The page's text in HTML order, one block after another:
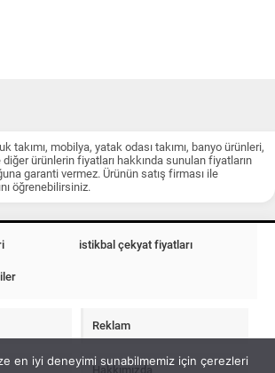
takımı, mobilya, yatak odası takımı, banyo ürünleri,
diğer ürünlerin fiyatları hakkında sunulan fiyatların
garanti vermez. Ürünün satış firması ile
öğrenebilirsiniz.
istikbal çekyat fiyatları
Reklam
Hakkımızda
en iyi deneyimi sunabilmemiz için çerezleri